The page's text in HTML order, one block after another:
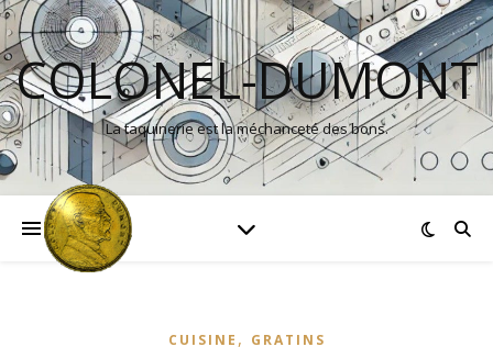
COLONEL-DUMONT
La taquinerie est la méchanceté des bons.
CUISINE , GRATINS